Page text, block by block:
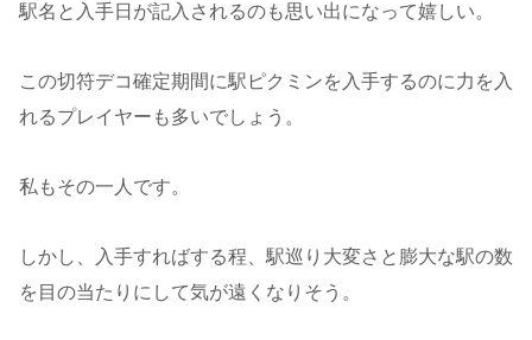
駅名と入手日が記入されるのも思い出になって嬉しい。
この切符デコ確定期間に駅ピクミンを入手するのに力を入
れるプレイヤーも多いでしょう。
私もその一人です。
しかし、入手すればする程、駅巡り大変さと膨大な駅の数
を目の当たりにして気が遠くなりそう。